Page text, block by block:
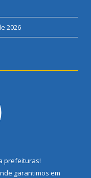
2026
prefeituras!
garantimos em